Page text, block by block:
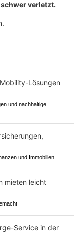
verletzt.
und nachhaltige
und Immobilien